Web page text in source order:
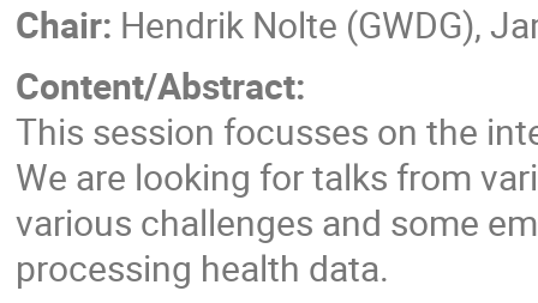
Chair: Hendrik Nolte (GWDG),
Content/Abstract:
This session focusses on the
We are looking for talks from
various challenges and some
processing health data.